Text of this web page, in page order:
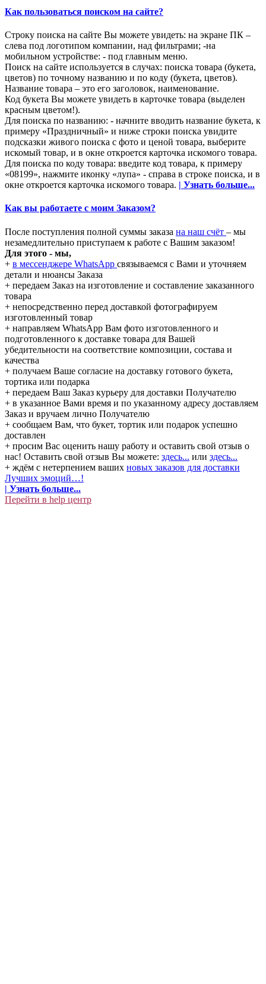
Как пользоваться поиском на сайте?
Строку поиска на сайте Вы можете увидеть: на экране ПК –
слева под логотипом компании, над фильтрами; -на
мобильном устройстве: - под главным меню.
Поиск на сайте используется в случах: поиска товара (букета,
цветов) по точному названию и по коду (букета, цветов).
Название товара – это его заголовок, наименование.
Код букета Вы можете увидеть в карточке товара (выделен
красным цветом!).
Для поиска по названию: - начните вводить название букета, к
примеру «Праздничный» и ниже строки поиска увидите
подсказки живого поиска с фото и ценой товара, выберите
искомый товар, и в окне откроется карточка искомого товара.
Для поиска по коду товара: введите код товара, к примеру
«08199», нажмите иконку «лупа» - справа в строке поиска, и в
окне откроется карточка искомого товара. | Узнать больше...
Как вы работаете с моим Заказом?
После поступления полной суммы заказа на наш счёт – мы
незамедлительно приступаем к работе с Вашим заказом!
Для этого - мы,
+ в мессенджере WhatsApp связываемся с Вами и уточняем
детали и нюансы Заказа
+ передаем Заказ на изготовление и составление заказанного
товара
+ непосредственно перед доставкой фотографируем
изготовленный товар
+ направляем WhatsApp Вам фото изготовленного и
подготовленного к доставке товара для Вашей
убедительности на соответствие композиции, состава и
качества
+ получаем Ваше согласие на доставку готового букета,
тортика или подарка
+ передаем Ваш Заказ курьеру для доставки Получателю
+ в указанное Вами время и по указанному адресу доставляем
Заказ и вручаем лично Получателю
+ сообщаем Вам, что букет, тортик или подарок успешно
доставлен
+ просим Вас оценить нашу работу и оставить свой отзыв о
нас! Оставить свой отзыв Вы можете: здесь... или здесь...
+ ждём с нетерпением ваших новых заказов для доставки
Лучших эмоций…!
| Узнать больше...
Перейти в help центр